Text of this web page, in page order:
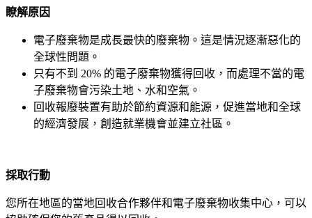
瞭解原因
電子廢棄物是成長最快的廢棄物。這是情況逐漸惡化的
全球性問題。
只有不到 20% 的電子廢棄物獲得回收，而處理不當的電
子廢棄物會污染土地、水和空氣。
回收報廢裝置有助於節約資源和能源，促進當地和全球
的經濟發展，創造就業機會並建立社區。
採取行動
您所在地區的當地回收合作夥伴和電子廢棄物收集中心，可以